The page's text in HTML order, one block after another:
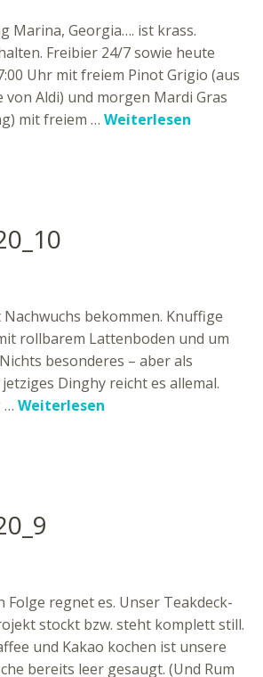
Marina, Georgia…. ist krass.
Freibier 24/7 sowie heute
Uhr mit freiem Pinot Grigio (aus
von Aldi) und morgen Mardi Gras
mit freiem … Weiterlesen
bekommen. Knuffige
rollbarem Lattenboden und um
besonderes – aber als
Dinghy reicht es allemal.
… Weiterlesen
Folge regnet es. Unser Teakdeck-
stockt bzw. steht komplett still.
und Kakao kochen ist unsere
bereits leer gesaugt. (Und Rum